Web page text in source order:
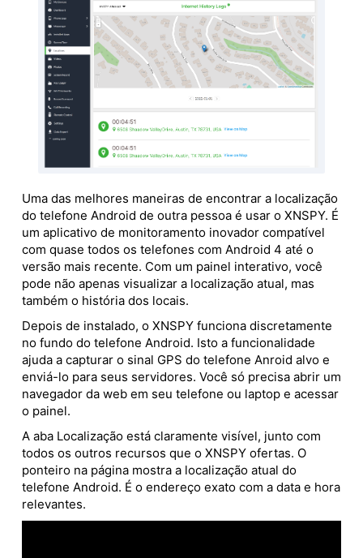
Uma das melhores maneiras de encontrar a localização
do telefone Android de outra pessoa é usar o XNSPY. É
um aplicativo de monitoramento inovador compatível
com quase todos os telefones com Android 4 até o
versão mais recente. Com um painel interativo, você
pode não apenas visualizar a localização atual, mas
também o história dos locais.
Depois de instalado, o XNSPY funciona discretamente
no fundo do telefone Android. Isto a funcionalidade
ajuda a capturar o sinal GPS do telefone Anroid alvo e
enviá-lo para seus servidores. Você só precisa abrir um
navegador da web em seu telefone ou laptop e acessar
o painel.
A aba Localização está claramente visível, junto com
todos os outros recursos que o XNSPY ofertas. O
ponteiro na página mostra a localização atual do
telefone Android. É o endereço exato com a data e hora
relevantes.